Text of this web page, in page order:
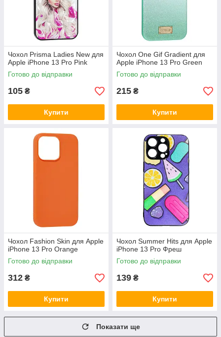
Чохол Prisma Ladies New для
Apple iPhone 13 Pro Pink
Готово до відправки
105 ₴
Купити
Чохол One Gif Gradient для
Apple iPhone 13 Pro Green
Готово до відправки
215 ₴
Купити
Чохол Fashion Skin для Apple
iPhone 13 Pro Orange
Готово до відправки
312 ₴
Купити
Чохол Summer Hits для Apple
iPhone 13 Pro Фреш
Готово до відправки
139 ₴
Купити
Показати ще